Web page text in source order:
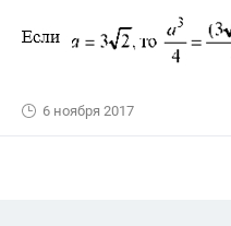
6 ноября 2017